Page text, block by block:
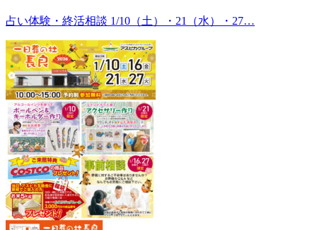
占い体験・終活相談 1/10（土）・21（水）・27…